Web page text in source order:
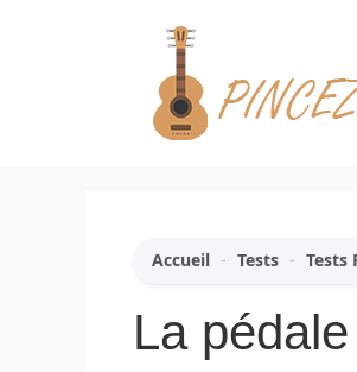
Accueil - Tests - Tests
La